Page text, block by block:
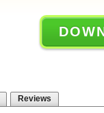
Reviews